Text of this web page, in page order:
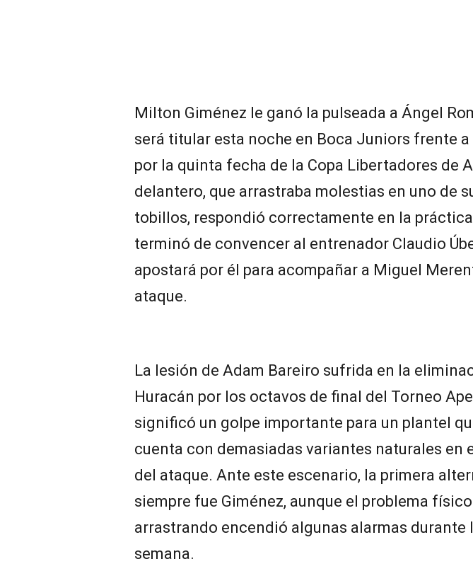
Milton Giménez le ganó la pulseada a Ángel
será titular esta noche en Boca Juniors frente a
por la quinta fecha de la Copa Libertadores de
delantero, que arrastraba molestias en uno de
tobillos, respondió correctamente en la práctica
terminó de convencer al entrenador Claudio
apostará por él para acompañar a Miguel
ataque.
La lesión de Adam Bareiro sufrida en la
Huracán por los octavos de final del Torneo
significó un golpe importante para un plantel
cuenta con demasiadas variantes naturales en
del ataque. Ante este escenario, la primera
siempre fue Giménez, aunque el problema
arrastrando encendió algunas alarmas durante
semana.